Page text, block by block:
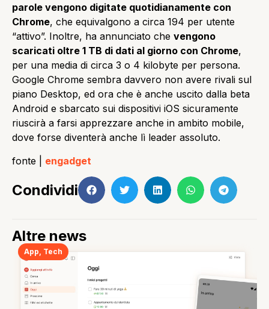
parole vengono digitate quotidianamente con
Chrome, che equivalgono a circa 194 per utente
“attivo”. Inoltre, ha annunciato che vengono
scaricati oltre 1 TB di dati al giorno con Chrome,
per una media di circa 3 o 4 kilobyte per persona.
Google Chrome sembra davvero non avere rivali sul
piano Desktop, ed ora che è anche uscito dalla beta
Android e sbarcato sui dispositivi iOS sicuramente
riuscirà a farsi apprezzare anche in ambito mobile,
dove forse diventerà anche lì leader assoluto.
fonte | engadget
Condividi
Altre news
App, Tech